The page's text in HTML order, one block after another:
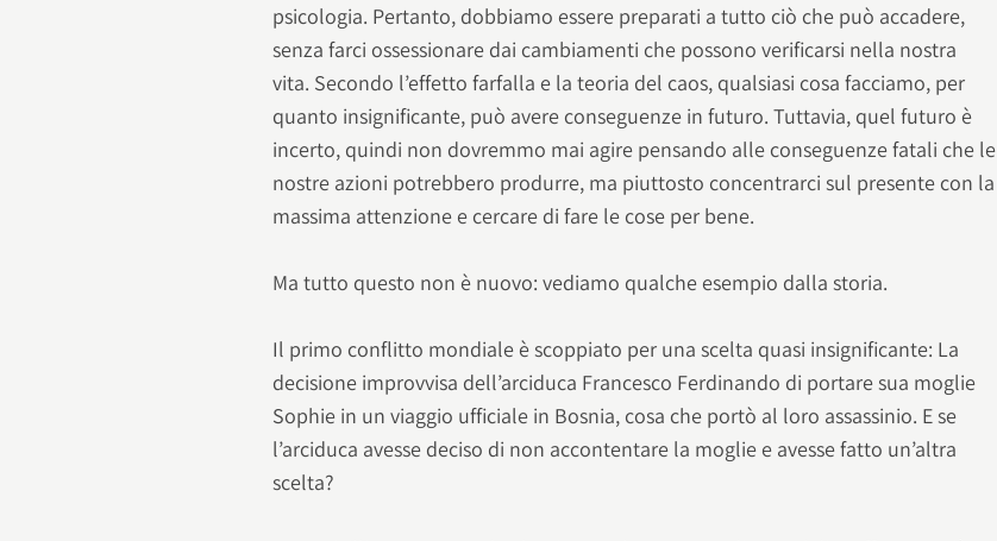
psicologia. Pertanto, dobbiamo essere preparati a tutto ciò che può accadere,
senza farci ossessionare dai cambiamenti che possono verificarsi nella nostra
vita. Secondo l’effetto farfalla e la teoria del caos, qualsiasi cosa facciamo, per
quanto insignificante, può avere conseguenze in futuro. Tuttavia, quel futuro è
incerto, quindi non dovremmo mai agire pensando alle conseguenze fatali che le
nostre azioni potrebbero produrre, ma piuttosto concentrarci sul presente con la
massima attenzione e cercare di fare le cose per bene.
Ma tutto questo non è nuovo: vediamo qualche esempio dalla storia.
Il primo conflitto mondiale è scoppiato per una scelta quasi insignificante: La
decisione improvvisa dell’arciduca Francesco Ferdinando di portare sua moglie
Sophie in un viaggio ufficiale in Bosnia, cosa che portò al loro assassinio. E se
l’arciduca avesse deciso di non accontentare la moglie e avesse fatto un’altra
scelta?